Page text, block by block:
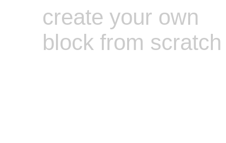
create your own
block from scratch